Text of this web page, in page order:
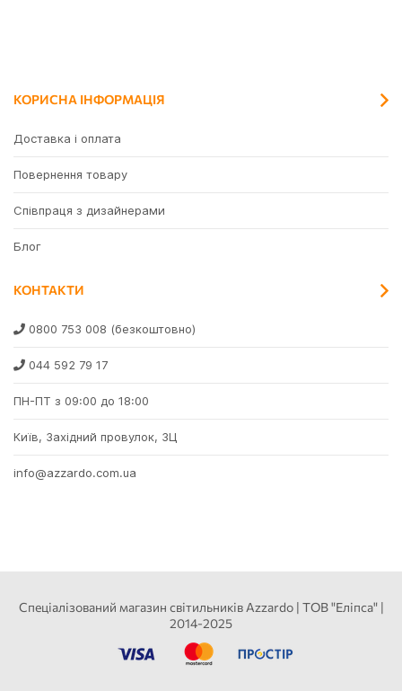
КОРИСНА ІНФОРМАЦІЯ
Доставка і оплата
Повернення товару
Співпраця з дизайнерами
Блог
КОНТАКТИ
0800 753 008 (безкоштовно)
044 592 79 17
ПН-ПТ з 09:00 до 18:00
Київ, Західний провулок, 3Ц
info@azzardo.com.ua
Спеціалізований магазин світильників Azzardo | ТОВ "Еліпса" |
2014-2025